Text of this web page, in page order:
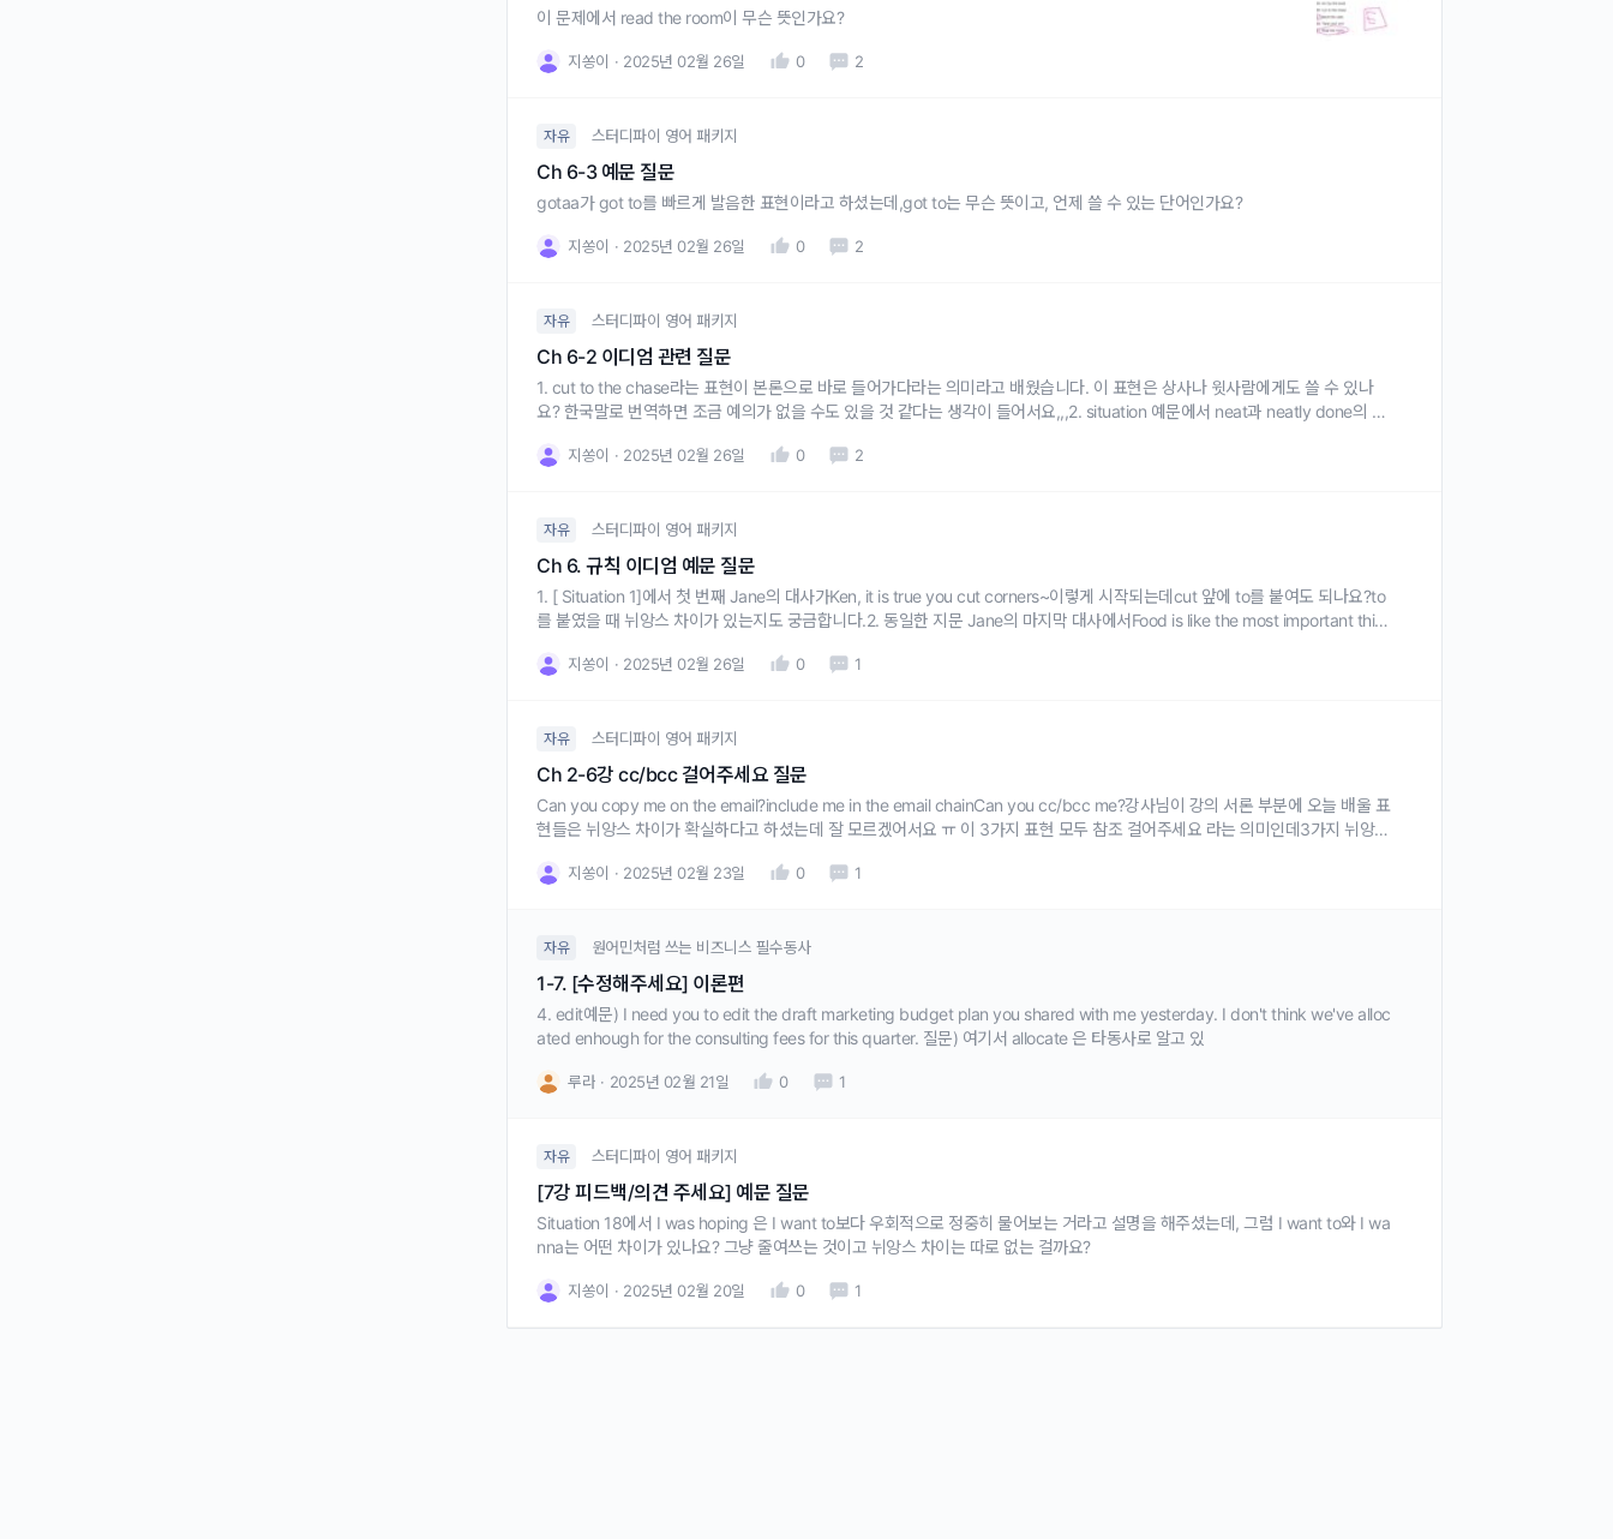
이 문제에서 read the room이 무슨 뜻인가요?
지쏭이 2025년 02월 26일 0 2
자유 스터디파이 영어 패키지
Ch 6-3 예문 질문
gotaa가 got to를 빠르게 발음한 표현이라고 하셨는데,got to는 무슨 뜻이고, 언제 쓸 수 있는 단어인가요?
지쏭이 2025년 02월 26일 0 2
자유 스터디파이 영어 패키지
Ch 6-2 이디엄 관련 질문
1. cut to the chase라는 표현이 본론으로 바로 들어가다라는 의미라고 배웠습니다. 이 표현은 상사나 윗사람에게도 쓸 수 있나
요? 한국말로 번역하면 조금 예의가 없을 수도 있을 것 같다는 생각이 들어서요,,,2. situation 예문에서 neat과 neatly done의 예
지쏭이 2025년 02월 26일 0 2
자유 스터디파이 영어 패키지
Ch 6. 규칙 이디엄 예문 질문
1. [ Situation 1]에서 첫 번째 Jane의 대사가Ken, it is true you cut corners~이렇게 시작되는데cut 앞에 to를 붙여도 되나요?to
를 붙였을 때 뉘앙스 차이가 있는지도 궁금합니다.2. 동일한 지문 Jane의 마지막 대사에서Food is like the most important thing
지쏭이 2025년 02월 26일 0 1
자유 스터디파이 영어 패키지
Ch 2-6강 cc/bcc 걸어주세요 질문
Can you copy me on the email?include me in the email chainCan you cc/bcc me?강사님이 강의 서론 부분에 오늘 배울 표
현들은 뉘앙스 차이가 확실하다고 하셨는데 잘 모르겠어서요 ㅠ 이 3가지 표현 모두 참조 걸어주세요 라는 의미인데3가지 뉘앙스
지쏭이 2025년 02월 23일 0 1
자유 원어민처럼 쓰는 비즈니스 필수동사
1-7. [수정해주세요] 이론편
4. edit예문) I need you to edit the draft marketing budget plan you shared with me yesterday. I don't think we've alloc
ated enhough for the consulting fees for this quarter. 질문) 여기서 allocate 은 타동사로 알고 있
루라 2025년 02월 21일 0 1
자유 스터디파이 영어 패키지
[7강 피드백/의견 주세요] 예문 질문
Situation 18에서 I was hoping 은 I want to보다 우회적으로 정중히 물어보는 거라고 설명을 해주셨는데, 그럼 I want to와 I wa
nna는 어떤 차이가 있나요? 그냥 줄여쓰는 것이고 뉘앙스 차이는 따로 없는 걸까요?
지쏭이 2025년 02월 20일 0 1